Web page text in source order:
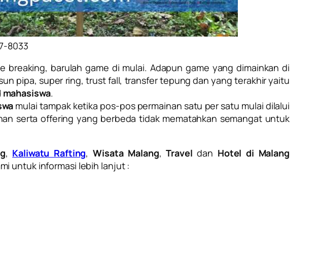
8033
barulah game di mulai. Adapun game yang dimainkan di
pipa, super ring, trust fall, transfer tepung dan yang terakhir yaitu
.
mulai tampak ketika pos-pos permainan satu per satu mulai dilalui
serta offering yang berbeda tidak mematahkan semangat untuk
, Kaliwatu Rafting,Wisata Malang,Traveldan Hotel di Malang
untuk informasi lebih lanjut :